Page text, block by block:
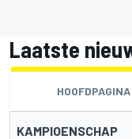
Laatste
HOOFDPAGINA
KAMPIOENSCHAP